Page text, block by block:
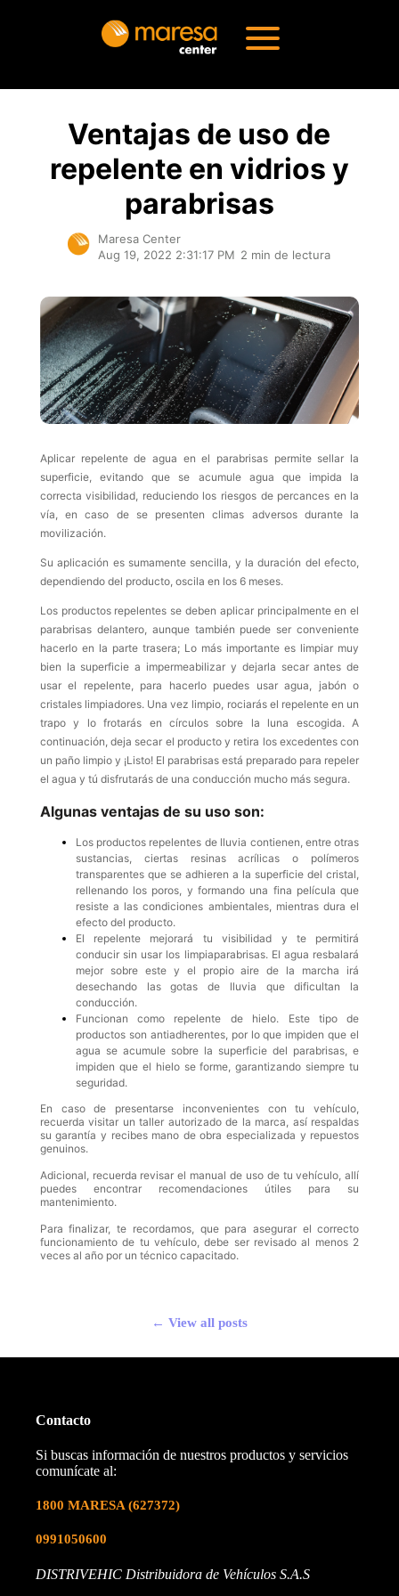
Ventajas de uso de
repelente en vidrios y
parabrisas
Maresa Center
Aug 19, 2022 2:31:17 PM 2 min de lectura
Aplicar repelente de agua en el parabrisas permite sellar la
superficie, evitando que se acumule agua que impida la
correcta visibilidad, reduciendo los riesgos de percances en la
vía, en caso de se presenten climas adversos durante la
movilización.
Su aplicación es sumamente sencilla, y la duración del efecto,
dependiendo del producto, oscila en los 6 meses.
Los productos repelentes se deben aplicar principalmente en el
parabrisas delantero, aunque también puede ser conveniente
hacerlo en la parte trasera; Lo más importante es limpiar muy
bien la superficie a impermeabilizar y dejarla secar antes de
usar el repelente, para hacerlo puedes usar agua, jabón o
cristales limpiadores. Una vez limpio, rociarás el repelente en un
trapo y lo frotarás en círculos sobre la luna escogida. A
continuación, deja secar el producto y retira los excedentes con
un paño limpio y ¡Listo! El parabrisas está preparado para repeler
el agua y tú disfrutarás de una conducción mucho más segura.
Algunas ventajas de su uso son:
Los productos repelentes de lluvia contienen, entre otras
sustancias, ciertas resinas acrílicas o polímeros
transparentes que se adhieren a la superficie del cristal,
rellenando los poros, y formando una fina película que
resiste a las condiciones ambientales, mientras dura el
efecto del producto.
El repelente mejorará tu visibilidad y te permitirá
conducir sin usar los limpiaparabrisas. El agua resbalará
mejor sobre este y el propio aire de la marcha irá
desechando las gotas de lluvia que dificultan la
conducción.
Funcionan como repelente de hielo. Este tipo de
productos son antiadherentes, por lo que impiden que el
agua se acumule sobre la superficie del parabrisas, e
impiden que el hielo se forme, garantizando siempre tu
seguridad.
En caso de presentarse inconvenientes con tu vehículo,
recuerda visitar un taller autorizado de la marca, así respaldas
su garantía y recibes mano de obra especializada y repuestos
genuinos.
Adicional, recuerda revisar el manual de uso de tu vehículo, allí
puedes encontrar recomendaciones útiles para su
mantenimiento.
Para finalizar, te recordamos, que para asegurar el correcto
funcionamiento de tu vehículo, debe ser revisado al menos 2
veces al año por un técnico capacitado.
← View all posts
Contacto
Si buscas información de nuestros productos y servicios
comunícate al:
1800 MARESA (627372)
0991050600
DISTRIVEHIC Distribuidora de Vehículos S.A.S